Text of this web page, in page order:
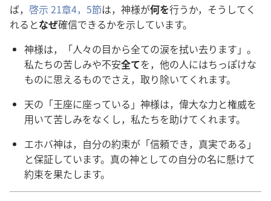
ば， 啓示 21章4，5節は， 神様が何を行うか，そうしてく
れるとなぜ確信できるかを示しています。
神様は，「人々の目から全ての涙を拭い去ります」。
私たちの苦しみや不安全てを， 他の人にはちっぽけな
ものに思えるものでさえ， 取り除いてくれます。
天の「王座に座っている」 神様は， 偉大な力と権威を
用いて苦しみをなくし， 私たちを助けてくれます。
エホバ神は， 自分の約束が「信頼でき， 真実である」
と保証しています。 真の神としての自分の名に懸けて
約束を果たします。